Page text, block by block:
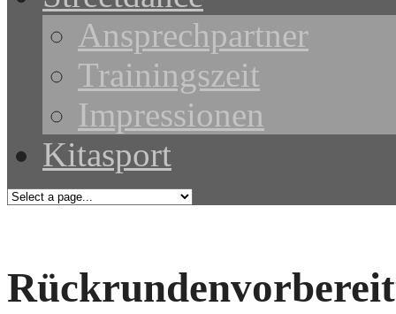
Ansprechpartner
Trainingszeit
Impressionen
Kitasport